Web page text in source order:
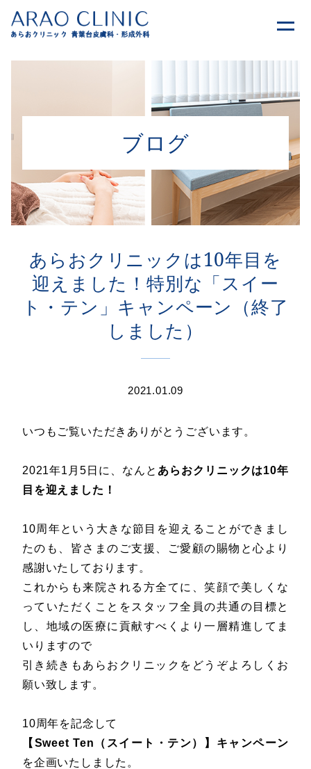
ブログ
あらおクリニックは10年目を
迎えました！特別な「スイー
ト・テン」キャンペーン（終了
しました）
2021.01.09
いつもご覧いただきありがとうございます。
2021年1月5日に、なんと あらおクリニックは10年
目を迎えました！
10周年という大きな節目を迎えることができまし
たのも、皆さまのご支援、ご愛顧の賜物と心より
感謝いたしております。
これからも来院される方全てに、笑顔で美しくな
っていただくことをスタッフ全員の共通の目標と
し、地域の医療に貢献すべくより一層精進してま
いりますので
引き続きもあらおクリニックをどうぞよろしくお
願い致します。
10周年を記念して
【Sweet Ten（スイート・テン）】キャンペーン
を企画いたしました。